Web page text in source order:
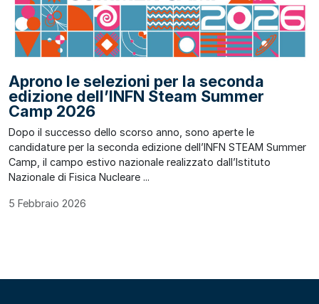
Aprono le selezioni per la seconda
edizione dell’INFN Steam Summer
Camp 2026
Dopo il successo dello scorso anno, sono aperte le
candidature per la seconda edizione dell’INFN STEAM Summer
Camp, il campo estivo nazionale realizzato dall’Istituto
Nazionale di Fisica Nucleare ...
5 Febbraio 2026